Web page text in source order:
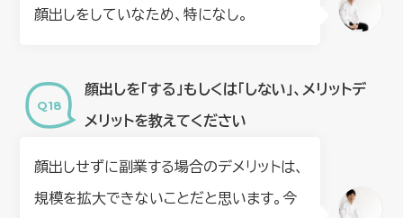
顔出しをしていなため、特になし。
顔出しを「する」もしくは「しない」、メリットデ
メリットを教えてください
顔出しせずに副業する場合のデメリットは、
規模を拡大できないことだと思います。今